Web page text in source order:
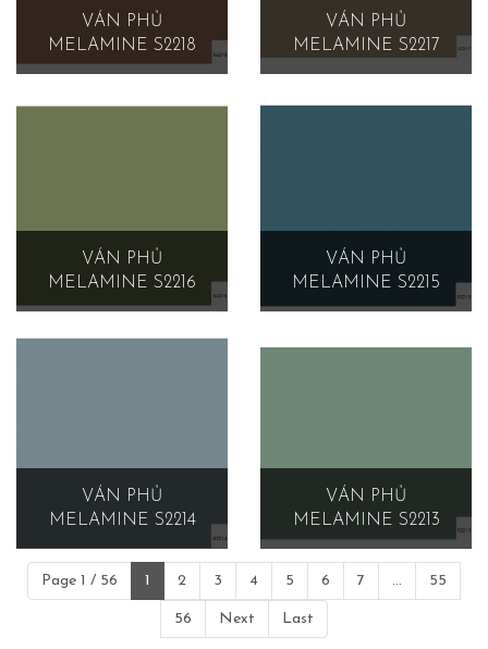
VÁN PHỦ
MELAMINE S2218
VÁN PHỦ
MELAMINE S2217
VÁN PHỦ
MELAMINE S2216
VÁN PHỦ
MELAMINE S2215
VÁN PHỦ
MELAMINE S2214
VÁN PHỦ
MELAMINE S2213
Page 1 / 56 1 2 3 4 5 6 7 ... 55
56 Next Last